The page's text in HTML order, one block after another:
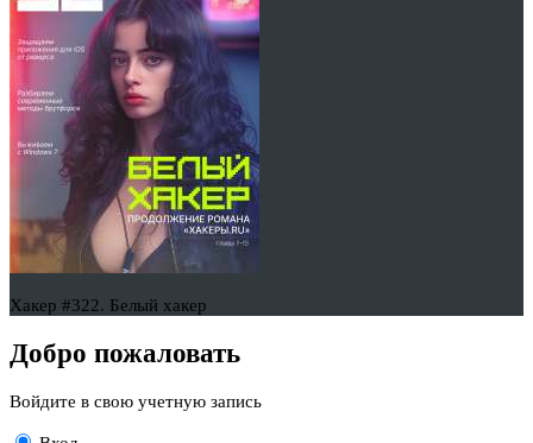
Хакер #322. Белый хакер
Добро пожаловать
Войдите в свою учетную запись